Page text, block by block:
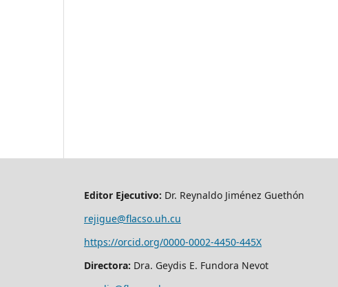
Editor Ejecutivo: Dr. Reynaldo Jiménez Guethón
rejigue@flacso.uh.cu
https://orcid.org/0000-0002-4450-445X
Directora: Dra. Geydis E. Fundora Nevot